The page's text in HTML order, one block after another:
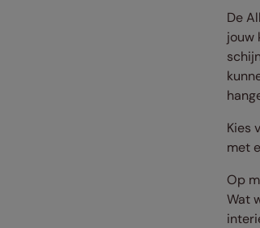
De
jouw
Kies
met
Op
Wat